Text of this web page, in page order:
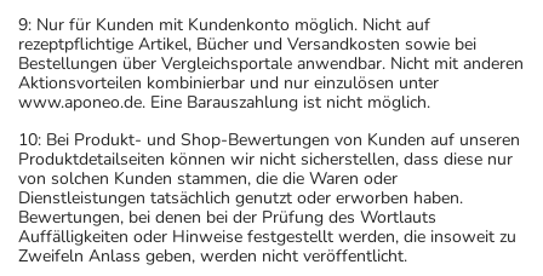
9: Nur für Kunden mit Kundenkonto möglich. Nicht auf
rezeptpflichtige Artikel, Bücher und Versandkosten sowie bei
Bestellungen über Vergleichsportale anwendbar. Nicht mit anderen
Aktionsvorteilen kombinierbar und nur einzulösen unter
www.aponeo.de. Eine Barauszahlung ist nicht möglich.
10: Bei Produkt- und Shop-Bewertungen von Kunden auf unseren
Produktdetailseiten können wir nicht sicherstellen, dass diese nur
von solchen Kunden stammen, die die Waren oder
Dienstleistungen tatsächlich genutzt oder erworben haben.
Bewertungen, bei denen bei der Prüfung des Wortlauts
Auffälligkeiten oder Hinweise festgestellt werden, die insoweit zu
Zweifeln Anlass geben, werden nicht veröffentlicht.